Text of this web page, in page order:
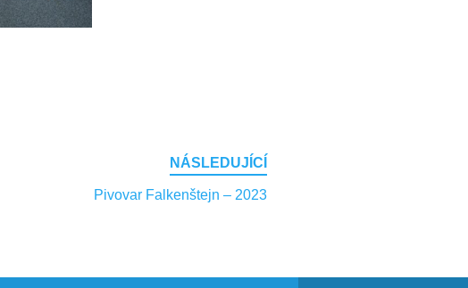
NÁSLEDUJÍCÍ
Pivovar Falkenštejn – 2023